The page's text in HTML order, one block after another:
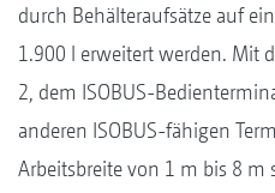
durch Behälteraufsätze auf
1.900 l erweitert werden. Mit
2, dem ISOBUS-
anderen ISOBUS-fähigen
Arbeitsbreite von 1 m bis 8 m